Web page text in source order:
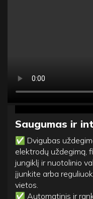
Saugumas ir
✅ Dvigubas
elektrodų uždegimą,
jungiklį ir nuotolinio
įjunkite arba
vietos.
✅ Automatinis ir